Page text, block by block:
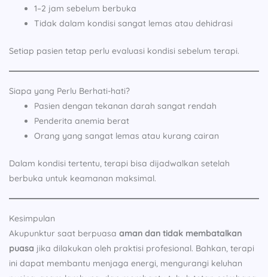
1–2 jam sebelum berbuka
Tidak dalam kondisi sangat lemas atau dehidrasi
Setiap pasien tetap perlu evaluasi kondisi sebelum terapi.
Siapa yang Perlu Berhati-hati?
Pasien dengan tekanan darah sangat rendah
Penderita anemia berat
Orang yang sangat lemas atau kurang cairan
Dalam kondisi tertentu, terapi bisa dijadwalkan setelah
berbuka untuk keamanan maksimal.
Kesimpulan
Akupunktur saat berpuasa aman dan tidak membatalkan
puasa jika dilakukan oleh praktisi profesional. Bahkan, terapi
ini dapat membantu menjaga energi, mengurangi keluhan